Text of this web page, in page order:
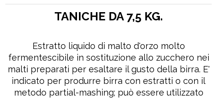
TANICHE DA 7,5 KG.
Estratto liquido di malto d'orzo molto
fermentescibile in sostituzione allo zucchero nei
malti preparati per esaltare il gusto della birra. E'
indicato per produrre birra con estratti o con il
metodo partial-mashing; può essere utilizzato